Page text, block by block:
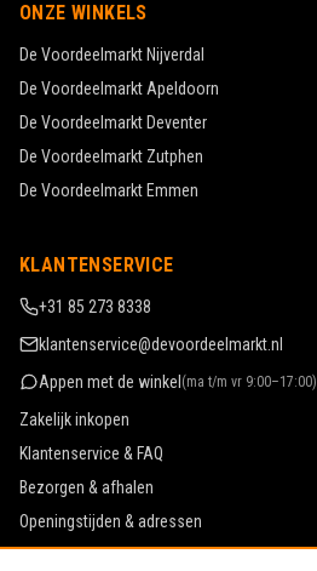
ONZE WINKELS
De VoordeelmarktNijverdal
De Voordeelmarkt Apeldoorn
De VoordeelmarktDeventer
De Voordeelmarkt Zutphen
De VoordeelmarktEmmen
KLANTENSERVICE
+31 85 273 8338
klantenservice@devoordeelmarkt.nl
Appen met de winkel(ma t/m vr 9:00–17:00)
Zakelijk inkopen
Klantenservice & FAQ
Bezorgen & afhalen
Openingstijden & adressen
Werken bij De Voordeelmarkt